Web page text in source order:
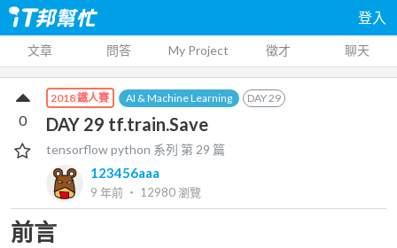
登入
文章 問答 My Project 徵才 聊天
2018 鐵人賽 AI & Machine Learning DAY29
DAY 29 tf.train.Save
tensorflow python 系列 第29 篇
123456aaa
9 年前 ‧ 12980瀏覽
0
前言